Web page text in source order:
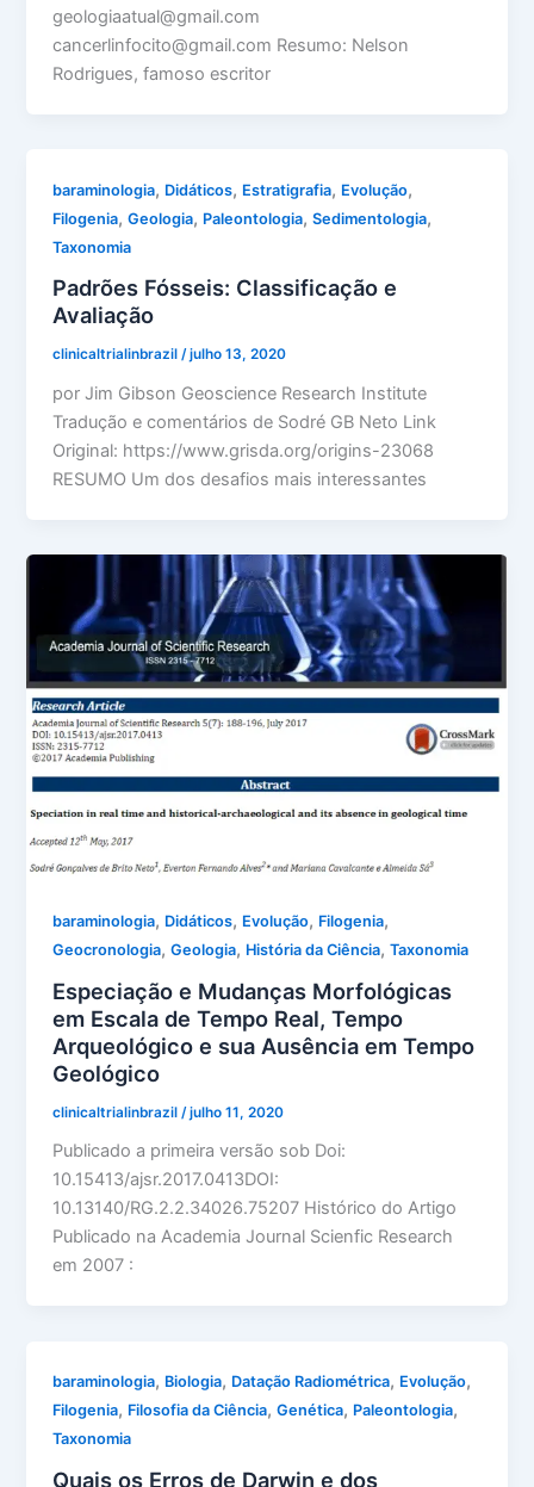
geologiaatual@gmail.com
cancerlinfocito@gmail.com Resumo: Nelson
Rodrigues, famoso escritor
baraminologia, Didáticos, Estratigrafia, Evolução,
Filogenia,Geologia, Paleontologia,Sedimentologia,
Taxonomia
Padrões Fósseis: Classificação e
Avaliação
clinicaltrialinbrazil/julho 13, 2020
por Jim Gibson Geoscience Research Institute
Tradução e comentários de Sodré GB Neto Link
Original: https://www.grisda.org/origins-23068
RESUMO Um dos desafios mais interessantes
baraminologia, Didáticos, Evolução, Filogenia,
Geocronologia,Geologia, História da Ciência,Taxonomia
Especiação e Mudanças Morfológicas
em Escala de Tempo Real, Tempo
Arqueológico e sua Ausência em Tempo
Geológico
clinicaltrialinbrazil /julho 11, 2020
Publicado a primeira versão sob Doi:
10.15413/ajsr.2017.0413DOI:
10.13140/RG.2.2.34026.75207 Histórico do Artigo
Publicado na Academia Journal Scienfic Research
em 2007 :
baraminologia, Biologia, Datação Radiométrica, Evolução,
Filogenia, Filosofia da Ciência,Genética, Paleontologia,
Taxonomia
Quais os Erros de Darwin e dos